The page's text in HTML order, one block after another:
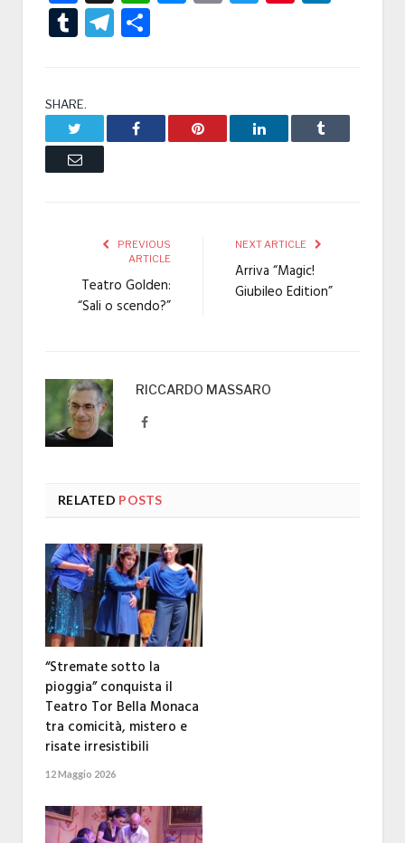
TumblrTelegram
SHARE.
Facebook Pinterest LinkedIn Tumblr
Email
PREVIOUS
ARTICLE
Teatro Golden:
“Sali o scendo?”
NEXT ARTICLE
Arriva “Magic!
Giubileo Edition”
RICCARDO MASSARO
Facebook
RELATED POSTS
“Stremate sotto la
pioggia” conquista il
Teatro Tor Bella Monaca
tra comicità, mistero e
risate irresistibili
12 Maggio 2026